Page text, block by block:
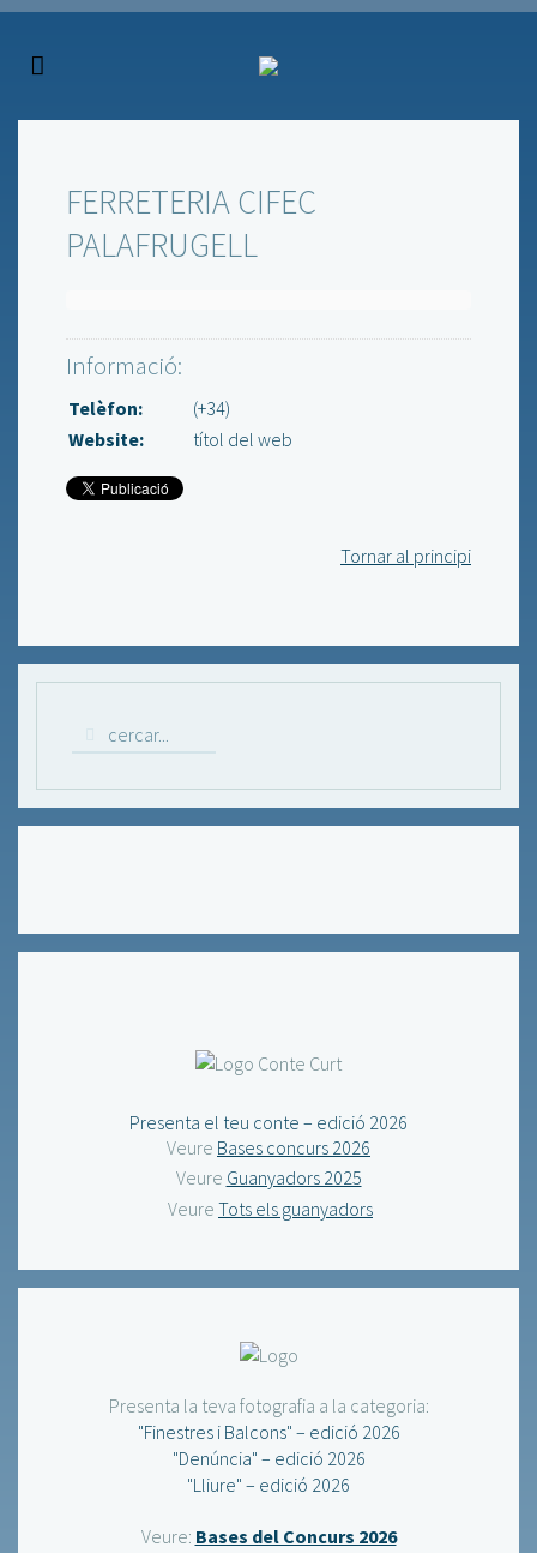
FERRETERIA CIFEC
PALAFRUGELL
Informació:
Telèfon:
(+34)
Website:
títol del web
Tornar al principi
Presenta el teu conte – edició 2026
Veure Bases concurs 2026
Veure Guanyadors 2025
Veure Tots els guanyadors
Presenta la teva fotografia a la categoria:
"Finestres i Balcons" – edició 2026
"Denúncia" – edició 2026
"Lliure" – edició 2026
Veure: Bases del Concurs 2026